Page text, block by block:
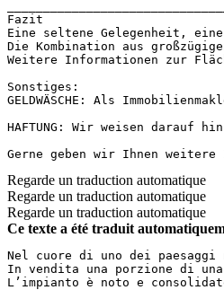
Fazit
Eine seltene Gelegenheit,
Die Kombination aus
Weitere Informationen zur
Sonstiges:
GELDWÄSCHE: Als
HAFTUNG: Wir weisen darauf
Gerne geben wir Ihnen
Regarde un traduction automatique
Regarde un traduction automatique
Regarde un traduction automatique
Ce texte a été traduit
Nel cuore di uno dei
In vendita una porzione di
L’impianto è noto e